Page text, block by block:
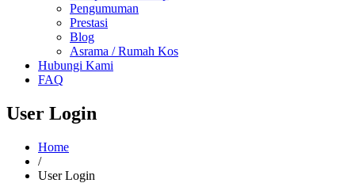
Pengumuman
Prestasi
Blog
Asrama / Rumah Kos
Hubungi Kami
FAQ
User Login
Home
/
User Login